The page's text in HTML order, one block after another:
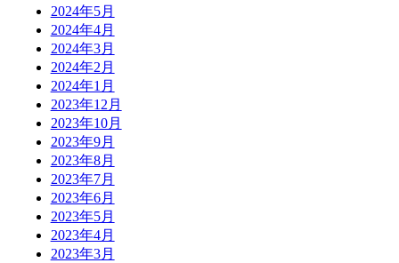
2024年5月
2024年4月
2024年3月
2024年2月
2024年1月
2023年12月
2023年10月
2023年9月
2023年8月
2023年7月
2023年6月
2023年5月
2023年4月
2023年3月